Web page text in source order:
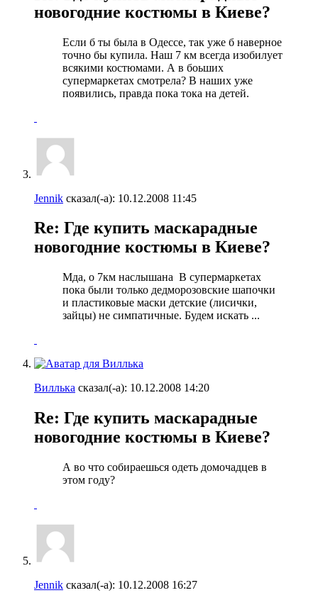
новогодние костюмы в Киеве?
Если б ты была в Одессе, так уже б наверное
точно бы купила. Наш 7 км всегда изобилует
всякими костюмами. А в боьших
супермаркетах смотрела? В наших уже
появились, правда пока тока на детей.
Jennik сказал(-а): 10.12.2008 11:45
Re: Где купить маскарадные
новогодние костюмы в Киеве?
Мда, о 7км наслышана В супермаркетах
пока были только дедморозовские шапочки
и пластиковые маски детские (лисички,
зайцы) не симпатичные. Будем искать ...
Виллька сказал(-а): 10.12.2008 14:20
Re: Где купить маскарадные
новогодние костюмы в Киеве?
А во что собираешься одеть домочадцев в
этом году?
Jennik сказал(-а): 10.12.2008 16:27